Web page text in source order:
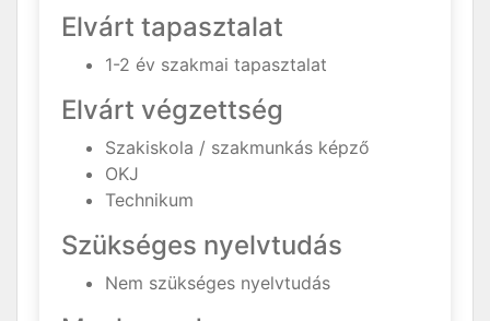
Elvárt tapasztalat
1-2 év szakmai tapasztalat
Elvárt végzettség
Szakiskola / szakmunkás képző
OKJ
Technikum
Szükséges nyelvtudás
Nem szükséges nyelvtudás